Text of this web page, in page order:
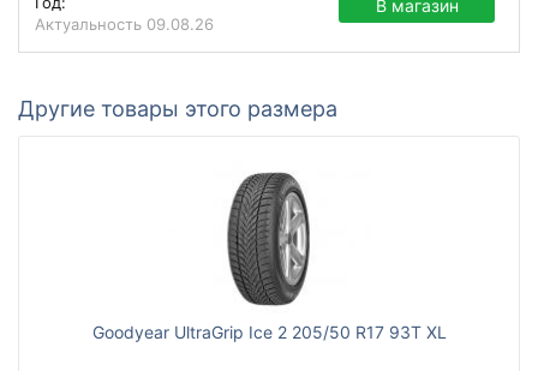
Актуальность 09.08.26
В магазин
Другие товары этого размера
Goodyear UltraGrip Ice 2 205/50 R17 93T XL